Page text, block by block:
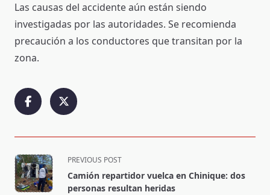
Las causas del accidente aún están siendo
investigadas por las autoridades. Se recomienda
precaución a los conductores que transitan por la
zona.
<span
class="nav-
subtitle
PREVIOUS POST
Camión repartidor vuelca en Chinique: dos
personas resultan heridas